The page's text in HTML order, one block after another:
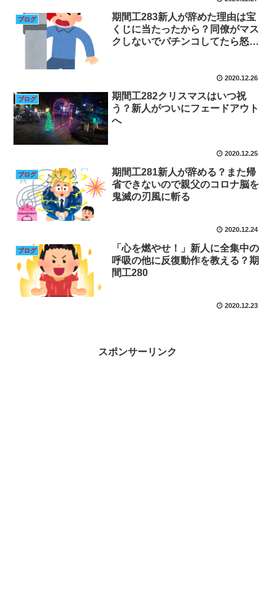
ブログ
期間工283新人が辞めた理由は宝
くじに当たったから？同僚がマス
クしないでパチンコしてたら怒ら
2020.12.26
ブログ
期間工282クリスマスはいつ祝
う？新人がついにフェードアウト
へ
2020.12.25
ブログ
期間工281新人が辞める？また帰
省できないので親父のコロナ脳を
鬼滅の刃風に斬る
2020.12.24
ブログ
「心を燃やせ！」新人に全集中の
呼吸の他に反復動作を教える？期
間工280
2020.12.23
スポンサーリンク